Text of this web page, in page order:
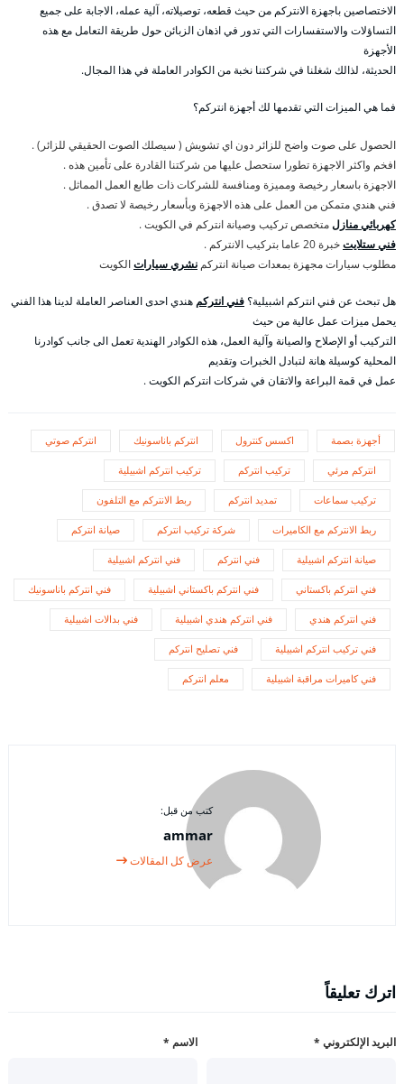
الاختصاصين باجهزة الانتركم من حيث قطعه، توصيلاته، آلية عمله، الاجابة على جميع
التساؤلات والاستفسارات التي تدور في اذهان الزبائن حول طريقة التعامل مع هذه
الأجهزة
الحديثة، لذالك شغلنا في شركتنا نخبة من الكوادر العاملة في هذا المجال.
فما هي الميزات التي تقدمها لك أجهزة انتركم؟
الحصول على صوت واضح للزائر دون اي تشويش ( سيصلك الصوت الحقيقي للزائر) .
افخم واكثر الاجهزة تطورا ستحصل عليها من شركتنا القادرة على تأمين هذه .
الاجهزة باسعار رخيصة ومميزة ومنافسة للشركات ذات طابع العمل المماثل .
فني هندي متمكن من العمل على هذه الاجهزة وبأسعار رخيصة لا تصدق .
كهربائي منازلمتخصص تركيب وصيانة انتركم في الكويت .
فني ستلايتخبرة 20 عاما بتركيب الانتركم .
مطلوب سيارات مجهزة بمعدات صيانة انتركم نشري سياراتالكويت
هل تبحث عن فني انتركم اشبيلية؟ فني انتركم هندي احدى العناصر العاملة لدينا هذا الفني
يحمل ميزات عمل عالية من حيث
التركيب أو الإصلاح والصيانة وآلية العمل، هذه الكوادر الهندية تعمل الى جانب كوادرنا
المحلية كوسيلة هانة لتبادل الخبرات وتقديم
عمل في قمة البراعة والاتقان في شركات انتركم الكويت .
أجهزة بصمة اكسس كنترول انتركم باناسونيك انتركم صوتي
انتركم مرئي تركيب انتركم تركيب انتركم اشبيلية
تركيب سماعات تمديد انتركم ربط الانتركم مع التلفون
ربط الانتركم مع الكاميرات شركة تركيب انتركم صيانة انتركم
صيانة انتركم اشبيلية فني انتركم فني انتركم اشبيلية
فني انتركم باكستاني فني انتركم باكستاني اشبيلية فني انتركم باناسونيك
فني انتركم هندي فني انتركم هندي اشبيلية فني بدالات اشبيلية
فني تركيب انتركم اشبيلية فني تصليح انتركم
فني كاميرات مراقبة اشبيلية معلم انتركم
كتب من قبل:
ammar
عرض كل المقالات
اترك تعليقاً
الاسم * البريد الإلكتروني *